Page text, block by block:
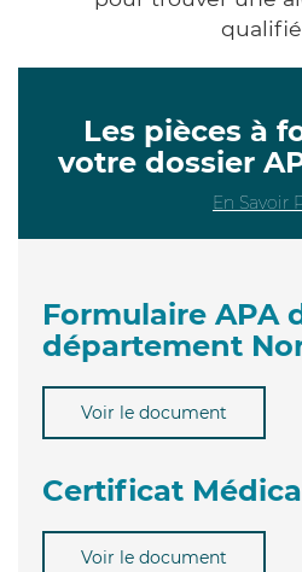
Les pièces à
votre dossier
En Savoir
Formulaire APA
département
Voir le document
Certificat
Voir le document